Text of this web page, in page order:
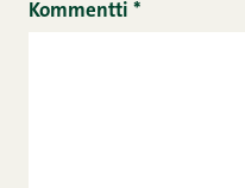
Kommentti *